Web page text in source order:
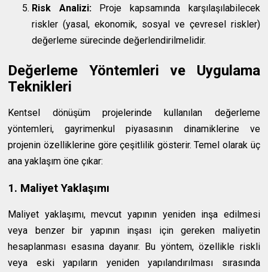
Risk Analizi:Proje kapsamında karşılaşılabilecek
riskler (yasal, ekonomik, sosyal ve çevresel riskler)
değerleme sürecinde değerlendirilmelidir.
Değerleme Yöntemleri ve Uygulama
Teknikleri
Kentsel dönüşüm projelerinde kullanılan değerleme
yöntemleri, gayrimenkul piyasasının dinamiklerine ve
projenin özelliklerine göre çeşitlilik gösterir. Temel olarak üç
ana yaklaşım öne çıkar:
1. Maliyet Yaklaşımı
Maliyet yaklaşımı, mevcut yapının yeniden inşa edilmesi
veya benzer bir yapının inşası için gereken maliyetin
hesaplanması esasına dayanır. Bu yöntem, özellikle riskli
veya eski yapıların yeniden yapılandırılması sırasında